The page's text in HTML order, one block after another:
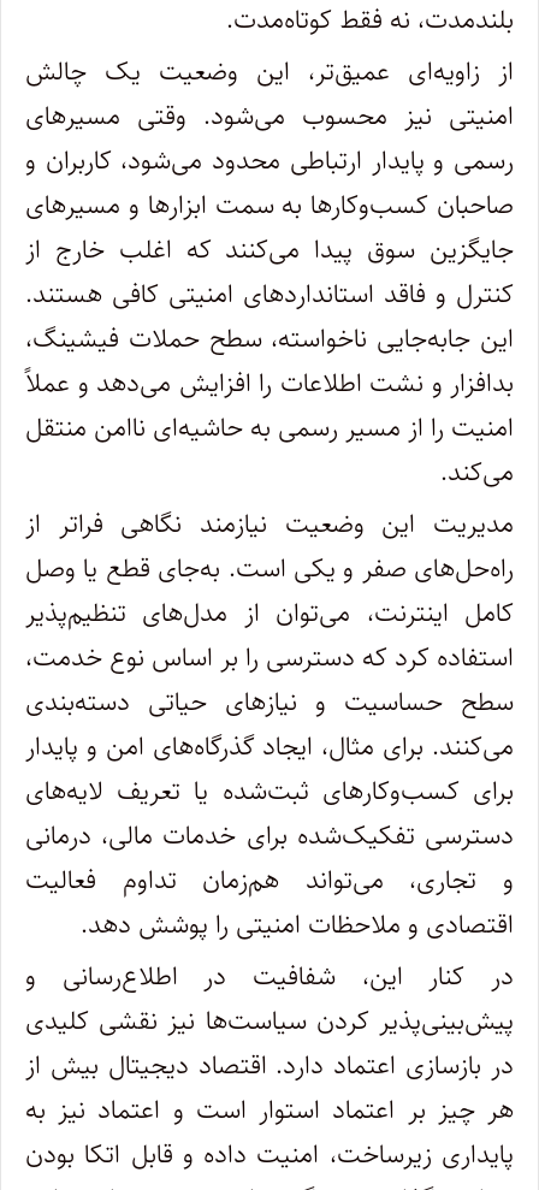
بلندمدت، نه فقط کوتاه‌مدت.
از زاویه‌ای عمیق‌تر، این وضعیت یک چالش
امنیتی نیز محسوب می‌شود. وقتی مسیرهای
رسمی و پایدار ارتباطی محدود می‌شود، کاربران و
صاحبان کسب‌وکارها به سمت ابزارها و مسیرهای
جایگزین سوق پیدا می‌کنند که اغلب خارج از
کنترل و فاقد استانداردهای امنیتی کافی هستند.
این جابه‌جایی ناخواسته، سطح حملات فیشینگ،
بدافزار و نشت اطلاعات را افزایش می‌دهد و عملاً
امنیت را از مسیر رسمی به حاشیه‌ای ناامن منتقل
می‌کند.
مدیریت این وضعیت نیازمند نگاهی فراتر از
راه‌حل‌های صفر و یکی است. به‌جای قطع یا وصل
کامل اینترنت، می‌توان از مدل‌های تنظیم‌پذیر
استفاده کرد که دسترسی را بر اساس نوع خدمت،
سطح حساسیت و نیازهای حیاتی دسته‌بندی
می‌کنند. برای مثال، ایجاد گذرگاه‌های امن و پایدار
برای کسب‌وکارهای ثبت‌شده یا تعریف لایه‌های
دسترسی تفکیک‌شده برای خدمات مالی، درمانی
و تجاری، می‌تواند هم‌زمان تداوم فعالیت
اقتصادی و ملاحظات امنیتی را پوشش دهد.
در کنار این، شفافیت در اطلاع‌رسانی و
پیش‌بینی‌پذیر کردن سیاست‌ها نیز نقشی کلیدی
در بازسازی اعتماد دارد. اقتصاد دیجیتال بیش از
هر چیز بر اعتماد استوار است و اعتماد نیز به
پایداری زیرساخت، امنیت داده و قابل اتکا بودن